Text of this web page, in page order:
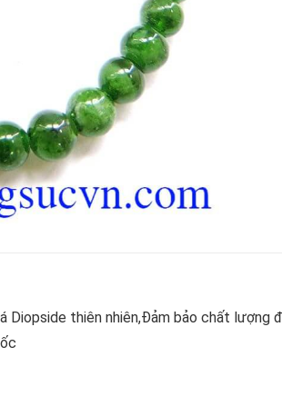
Diopside thiên nhiên,Đảm bảo chất lượng